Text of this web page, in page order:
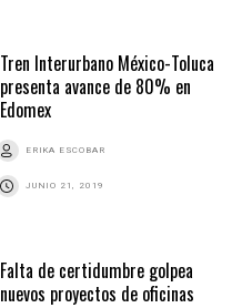
Tren Interurbano México-Toluca
presenta avance de 80% en
Edomex
ERIKA ESCOBAR
JUNIO 21, 2019
Falta de certidumbre golpea
nuevos proyectos de oficinas